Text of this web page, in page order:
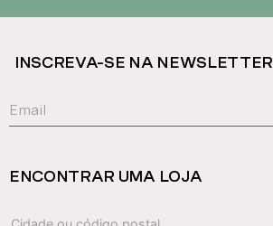
INSCREVA-SE NA NEWSLETTER
ENCONTRAR UMA LOJA